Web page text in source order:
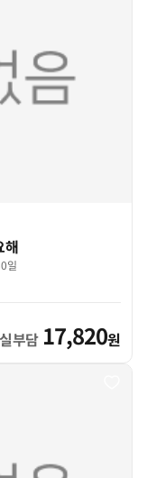
해
일
실부담 17,820원